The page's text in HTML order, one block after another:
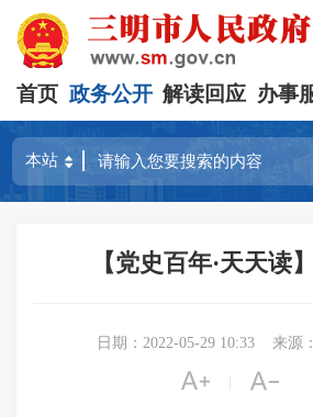
首页 政务公开 解读回应 办事
【党史百年·天天读
日期：2022-05-29 10:33 来源
 